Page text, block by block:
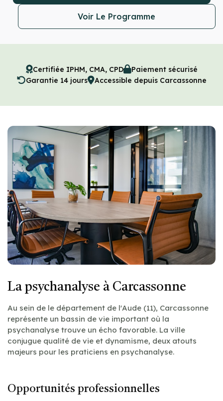
Voir Le Programme
Certifiée IPHM, CMA, CPD
Paiement sécurisé
Garantie 14 jours
Accessible depuis Carcassonne
La psychanalyse à Carcassonne
Au sein de le département de l'Aude (11), Carcassonne
représente un bassin de vie important où la
psychanalyse trouve un écho favorable. La ville
conjugue qualité de vie et dynamisme, deux atouts
majeurs pour les praticiens en psychanalyse.
Opportunités professionnelles